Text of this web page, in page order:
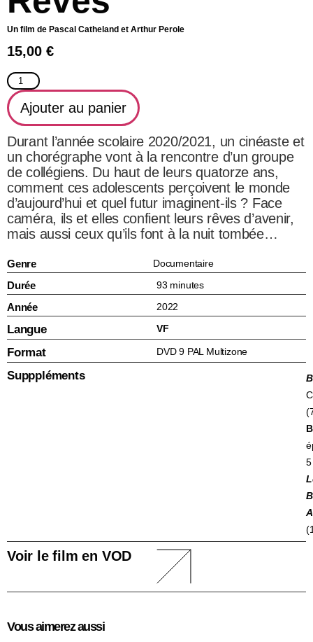
Un film de Pascal Catheland et Arthur Perole
15,00 €
Ajouter au panier
Durant l’année scolaire 2020/2021, un cinéaste et
un chorégraphe vont à la rencontre d’un groupe
de collégiens. Du haut de leurs quatorze ans,
comment ces adolescents perçoivent le monde
d’aujourd’hui et quel futur imaginent-ils ? Face
caméra, ils et elles confient leurs rêves d’avenir,
mais aussi ceux qu’ils font à la nuit tombée…
Genre Documentaire
Durée 93 minutes
Année 2022
Langue VF
Format DVD 9 PAL Multizone
Supppléments
5
Voir le film en VOD
Vous aimerez aussi